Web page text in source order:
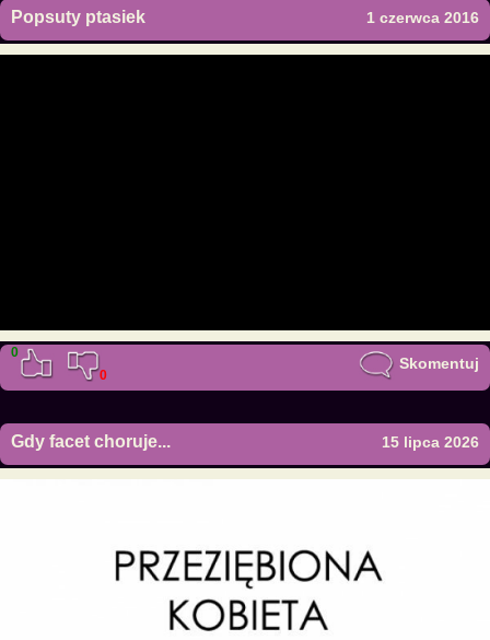
Popsuty ptasiek 1 czerwca 2016
0
0
Skomentuj
Gdy facet choruje... 15 lipca 2026